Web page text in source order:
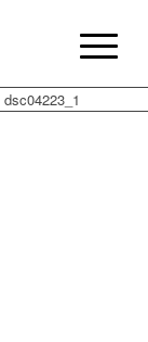
dsc04223_1